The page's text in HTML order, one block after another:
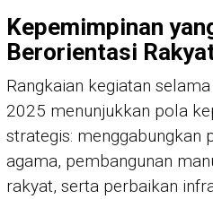
Kepemimpinan
Berorientasi
Rangkaian kegiatan
2025 menunjukkan pola
strategis: menggabungkan
agama, pembangunan
rakyat, serta perbaikan